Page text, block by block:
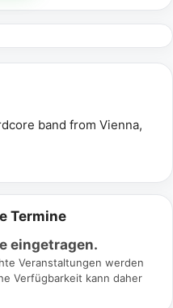
band from Vienna,
Termine
eingetragen.
Veranstaltungen werden
Verfügbarkeit kann daher